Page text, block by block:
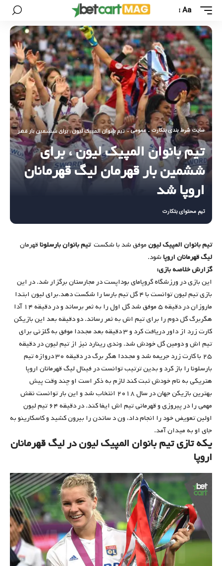
Aa
سایت شرط بندی بتکارت - عمومی - تیم بانوان المپیک لیون ، برای ششمین بار قهرمان
تیم بانوان المپیک لیون ، برای
ششمین بار قهرمان لیگ قهرمانان
اروپا شد
تیم محتوای بتکارت
تیم بانوان المپیک لیونموفق شد با شکستتیم بانوان بارسلوناقهرمان
لیگ قهرمانان اروپاشود.
گزارش خلاصه بازی:
این بازی در ورزشگاه گروپامای بوداپست در مجارستان برگزار شد. در این
بازی تیم لیون توانست با ۴ گل تیم بارسا را شکست دهد.برای لیون ابتدا
ماروزان در دقیقه ۵ موفق شد گل اول را به ثمر برساند و در دقیقه ۱۴ آدا
هگربرگ گل دوم را برای تیم اش به ثمر رساند. دو دقیقه بعد این بازیکن
کارت زرد از داور دریافت کرد و ۳ دقیقه بعد مجددا موفق به گلزنی برای
تیم اش و دومین گل خودش شد. وندی رینارد نیز از تیم لیون در دقیقه
۲۵ با کارت زرد جریمه شد و مجددا هگر برگ در دقیقه ۳۰ دروازه تیم
بارسلونا را باز کرد و بدین ترتیب توانست در فینال لیگ قهرمانان اروپا
هتریکی به نام خودش ثبت کند لازم به ذکر است او چند وقت پیش
بهترین بازیکن جهان در سال ۲۰۱۸ انتخاب شد و این بار توانست نقش
مهمی را در پیروزی و قهرمانی تیم اش ایفا کند. در دقیقه ۶۴ تیم لیون
اولین تعویض خود را انجام داد، ون د ساندن را بیرون کشید و کاسکارینو به
جای او به میدان آمد.
یکه تازی تیم بانوان المپیک لیون در لیگ قهرمانان
اروپا